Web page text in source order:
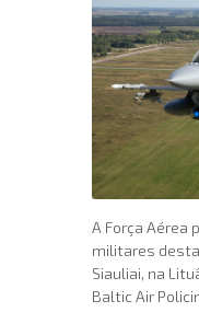
A Força Aérea
militares
Siauliai, na
Baltic Air